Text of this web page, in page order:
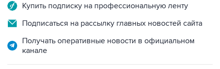
Купить подписку на профессиональную ленту
Подписаться на рассылку главных новостей сайта
Получать оперативные новости в официальном
канале